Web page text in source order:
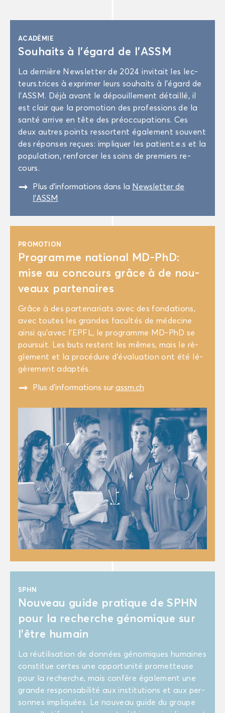
ACA­DÉ­MIE
Sou­haits à l’égard de l’ASSM
La der­nière News­let­ter de 2024 in­vi­tait les lec­
teurs.trices à ex­pri­mer leurs sou­haits à l’égard de
l’ASSM. Déjà avant le dé­pouille­ment dé­taillé, il
est clair que la pro­mo­tion des pro­fes­sions de la
santé ar­rive en tête des pré­oc­cu­pa­tions. Ces
deux autres points res­sortent éga­le­ment sou­vent
des ré­ponses re­çues: im­pli­quer les pa­tient.e.s et la
po­pu­la­tion, ren­for­cer les soins de pre­miers re­
cours.
" Plus d’in­for­ma­tions dans la News­let­ter de
l'ASSM
PRO­MO­TION
Pro­gramme na­tio­nal MD-​PhD:
mise au concours grâce à de nou­
veaux par­te­naires
Grâce à des par­te­na­riats avec des fon­da­tions,
avec toutes les grandes fa­cul­tés de mé­de­cine
ainsi qu’avec l'EP­FL, le pro­gramme MD-​PhD se
pour­suit. Les buts res­tent les mêmes, mais le rè­
gle­ment et la pro­cé­dure d'éva­lua­tion ont été lé­
gè­re­ment adap­tés.
" Plus d’in­for­ma­tions sur assm.ch
SPHN
Nou­veau guide pra­tique de SPHN
pour la re­cherche gé­no­mique sur
l’être hu­main
La réuti­li­sa­tion de don­nées gé­no­miques hu­maines
consti­tue certes une op­por­tu­ni­té pro­met­teuse
pour la re­cherche, mais confère éga­le­ment une
grande res­pon­sa­bi­li­té aux ins­ti­tu­tions et aux per­
sonnes im­pli­quées. Le nou­veau guide du groupe